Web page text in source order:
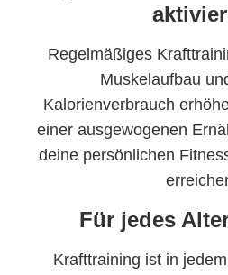
Regelmäßiges
Muskelaufbau
Kalorienverbrauch
einer ausgewogenen
deine persönlichen
Für jedes
Krafttraining ist in